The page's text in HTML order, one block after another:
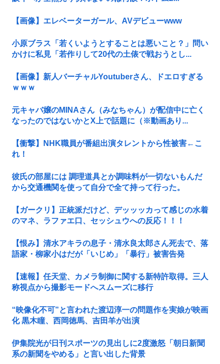
【画像】エレベーターガール、AVデビューwww
小原ブラス「若くいようとすることは悪いこと？」問い
かけに私見「若作りして20代の土俵で戦おうとし...
【画像】新人バーチャルYoutuberさん、ドエロすぎる
ｗｗｗ
元キャバ嬢のMINAさん（みなちゃん）が配信中に亡く
なったのではないかとX上で話題に（※動画あり...
【衝撃】NHK職員が番組出演タレントから性被害←こ
れ！
彼氏の部屋には 調理道具とか調味料が一切ないもんだ
から交通機関を使って自分で全て持って行った。
【ガークリ】正統派だけど、デッッッカって感じの水着
のマネ、ラファエ口、セッシュウへの反応！！！
【恨み】清水アキラの息子・清水良太郎さん死去で、落
語家・柳家小はだが「いじめ」「暴行」被害告発
【速報】任天堂、カメラ制御に関する新特許取得。三人
称視点から撮影モードへスムーズに移行
“映像化不可”と言われた渡辺淳一の問題作を実娘が映画
化 黒木瞳、西岡徳馬、吉田羊が出演
伊集院光が日刊スポーツの見出しに2度激怒「朝日新聞
系の新聞をやめる」と言い出した背景